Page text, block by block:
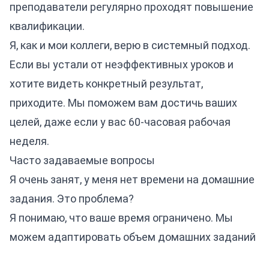
преподаватели регулярно проходят повышение
квалификации.
Я, как и мои коллеги, верю в системный подход.
Если вы устали от неэффективных уроков и
хотите видеть конкретный результат,
приходите. Мы поможем вам достичь ваших
целей, даже если у вас 60-часовая рабочая
неделя.
Часто задаваемые вопросы
Я очень занят, у меня нет времени на домашние
задания. Это проблема?
Я понимаю, что ваше время ограничено. Мы
можем адаптировать объем домашних заданий